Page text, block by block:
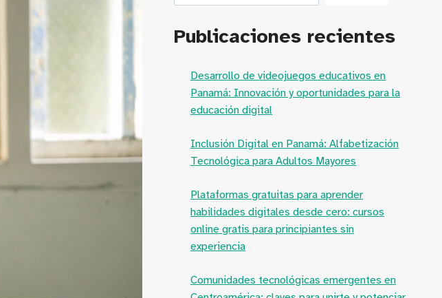
Publicaciones recientes
Desarrollo de videojuegos educativos en
Panamá: Innovación y oportunidades para la
educación digital
Inclusión Digital en Panamá: Alfabetización
Tecnológica para Adultos Mayores
Plataformas gratuitas para aprender
habilidades digitales desde cero: cursos
online gratis para principiantes sin
experiencia
Comunidades tecnológicas emergentes en